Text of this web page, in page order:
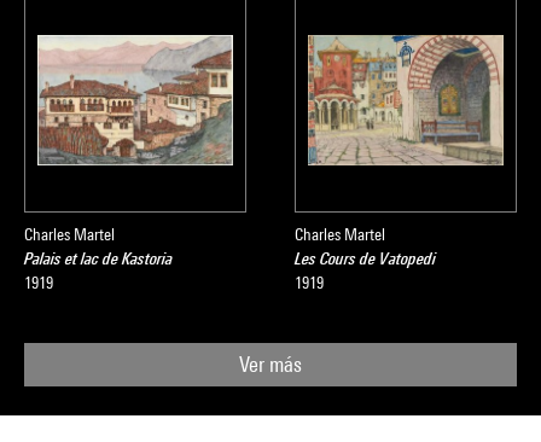
Charles Martel
Palais et lac de Kastoria
1919
Charles Martel
Les Cours de Vatopedi
1919
Ver más